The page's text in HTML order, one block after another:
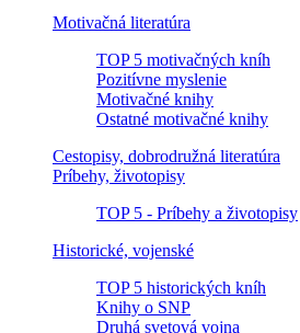
Motivačná literatúra
TOP 5 motivačných kníh
Pozitívne myslenie
Motivačné knihy
Ostatné motivačné knihy
Cestopisy, dobrodružná literatúra
Príbehy, životopisy
TOP 5 - Príbehy a životopisy
Historické, vojenské
TOP 5 historických kníh
Knihy o SNP
Druhá svetová vojna